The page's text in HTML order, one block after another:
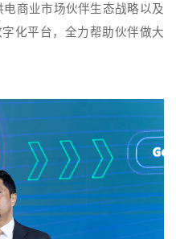
商业市场伙伴生态战略以及
化平台，全力帮助伙伴做大